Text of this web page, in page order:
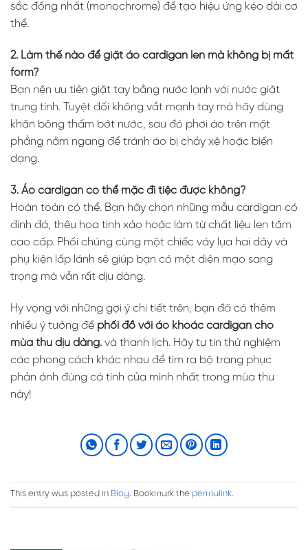
sắc đồng nhất (monochrome) để tạo hiệu ứng kéo dài cơ
thể.
2. Làm thế nào để giặt áo cardigan len mà không bị mất
form?
Bạn nên ưu tiên giặt tay bằng nước lạnh với nước giặt
trung tính. Tuyệt đối không vắt mạnh tay mà hãy dùng
khăn bông thấm bớt nước, sau đó phơi áo trên mặt
phẳng nằm ngang để tránh áo bị chảy xệ hoặc biến
dạng.
3. Áo cardigan có thể mặc đi tiệc được không?
Hoàn toàn có thể. Bạn hãy chọn những mẫu cardigan có
đính đá, thêu hoa tinh xảo hoặc làm từ chất liệu len tăm
cao cấp. Phối chúng cùng một chiếc váy lụa hai dây và
phụ kiện lấp lánh sẽ giúp bạn có một diện mạo sang
trọng mà vẫn rất dịu dàng.
Hy vọng với những gợi ý chi tiết trên, bạn đã có thêm
nhiều ý tưởng để phối đồ với áo khoác cardigan cho
mùa thu dịu dàng. và thanh lịch. Hãy tự tin thử nghiệm
các phong cách khác nhau để tìm ra bộ trang phục
phản ánh đúng cá tính của mình nhất trong mùa thu
này!
This entry was posted in Blog. Bookmark the permalink.